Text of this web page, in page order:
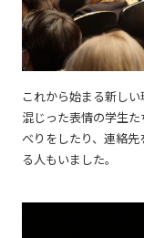
これから始まる新し
混じった表情の学生
べりをしたり、連絡
る人もいました。